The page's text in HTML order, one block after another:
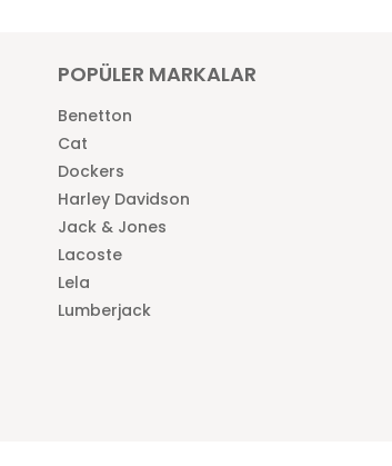
POPÜLER MARKALAR
Benetton
Cat
Dockers
Harley Davidson
Jack & Jones
Lacoste
Lela
Lumberjack